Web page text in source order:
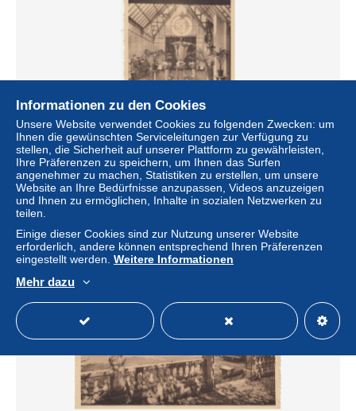
CHATELET PENSIONNAT DES SOEURS DE SAINTE
MARIE
± 2,31 $
Status
Informationen zu den Cookies
Unsere Website verwendet Cookies zu folgenden Zwecken: um
Ihnen die gewünschten Serviceleitungen zur Verfügung zu
stellen, die Sicherheit auf unserer Plattform zu gewährleisten,
Ihre Präferenzen zu speichern, um Ihnen das Surfen
angenehmer zu machen, Statistiken zu erstellen, um unsere
Website an Ihre Bedürfnisse anzupassen, Videos anzuzeigen
und Ihnen zu ermöglichen, Inhalte in sozialen Netzwerken zu
teilen.
Einige dieser Cookies sind zur Nutzung unserer Website
erforderlich, andere können entsprechend Ihren Präferenzen
eingestellt werden. Weitere Informationen
Mehr dazu